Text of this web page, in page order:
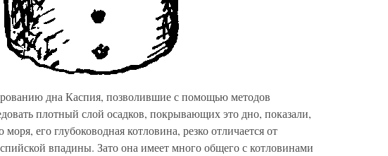
дна Каспия, позволившие с помощью методов
плотный слой осадков, покрывающих это дно, показали,
его глубоководная котловина, резко отличается от
впадины. Зато она имеет много общего с котловинами